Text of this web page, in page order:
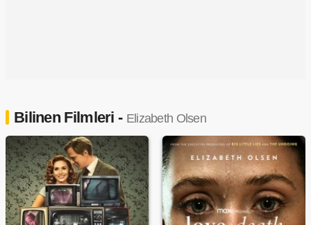
Bilinen Filmleri - Elizabeth Olsen